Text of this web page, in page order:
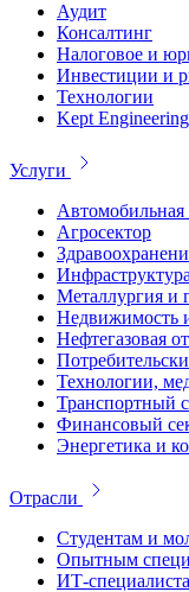
Аудит
Консалтинг
Налоговое и
Инвестиции и
Технологии
Kept Engineering
Услуги
Агросектор
Инфраструктура
Металлургия и
Недвижимость
Нефтегазовая
Технологии,
Транспортный
Финансовый
Энергетика и
Отрасли
Студентам и
Опытным
ИТ-